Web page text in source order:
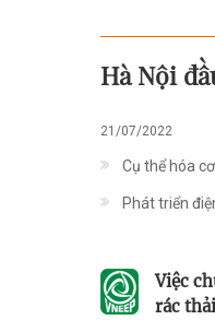
Hà Nội
21/07/2022
Cụ thể hóa
Phát triển
Việc
rác